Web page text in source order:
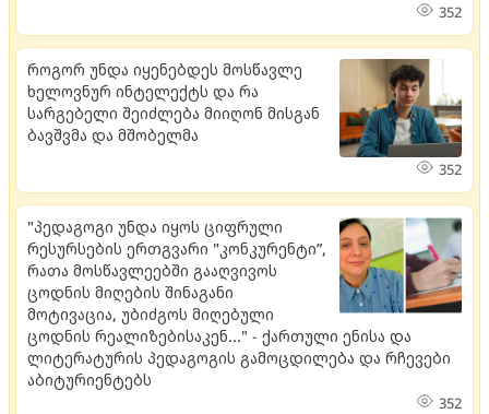
352
როგორ უნდა იყენებდეს მოსწავლე
ხელოვნურ ინტელექტს და რა
სარგებელი შეიძლება მიიღონ მისგან
ბავშვმა და მშობელმა
352
"პედაგოგი უნდა იყოს ციფრული
რესურსების ერთგვარი "კონკურენტი”,
რათა მოსწავლეებში გააღვივოს
ცოდნის მიღების შინაგანი
მოტივაცია, უბიძგოს მიღებული
ცოდნის რეალიზებისაკენ..." - ქართული ენისა და
ლიტერატურის პედაგოგის გამოცდილება და რჩევები
აბიტურიენტებს
352